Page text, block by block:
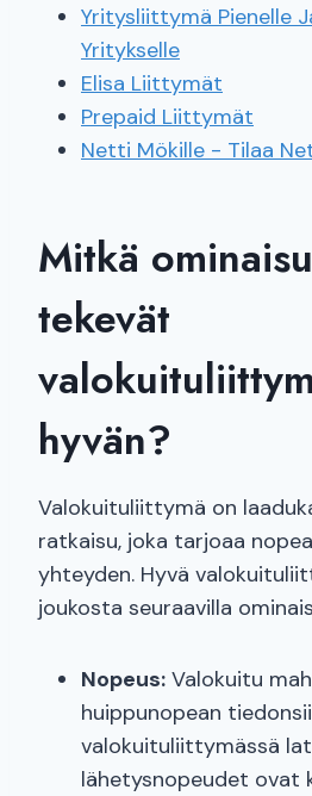
Yritysliittymä Pienelle
Yritykselle
Elisa Liittymät
Prepaid Liittymät
Netti Mökille - Tilaa
Mitkä
tekevät
hyvän?
Valokuituliittymä on
ratkaisu, joka tarjoaa
yhteyden. Hyvä
joukosta seuraavilla
Nopeus: Valokuitu
huippunopean
valokuituliittymässä
lähetysnopeudet ovat